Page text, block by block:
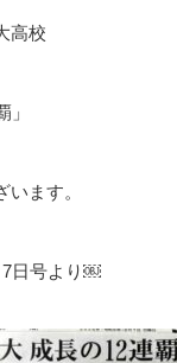
高校
」
います。
日号より￼